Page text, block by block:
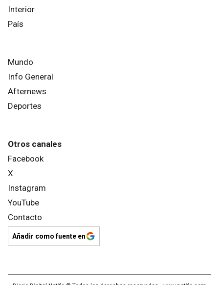
Interior
País
Mundo
Info General
Afternews
Deportes
Otros canales
Facebook
X
Instagram
YouTube
Contacto
Añadir como fuente en